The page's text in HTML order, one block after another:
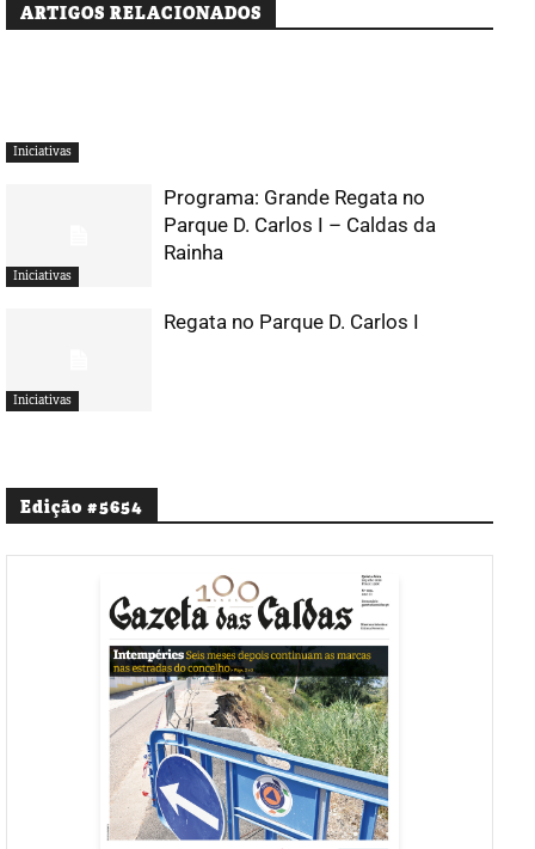
ARTIGOS RELACIONADOS
Iniciativas
Iniciativas
Programa: Grande Regata no
Parque D. Carlos I – Caldas da
Rainha
Iniciativas
Regata no Parque D. Carlos I
Edição #5654